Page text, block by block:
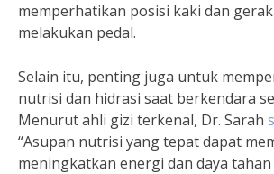
memperhatikan posisi kaki dan
melakukan pedal.
Selain itu, penting juga untuk
nutrisi dan hidrasi saat berkendara
Menurut ahli gizi terkenal, Dr. Sarah
“Asupan nutrisi yang tepat dapat
meningkatkan energi dan daya